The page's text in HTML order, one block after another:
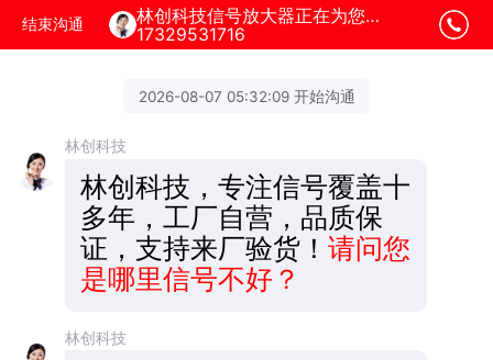
结束沟通
林创科技信号放大器正在为您服务
17329531716
2026-08-07 05:32:09 开始沟通
林创科技
林创科技，专注信号覆盖十
多年，工厂自营，品质保
证，支持来厂验货！ 请问您
是哪里信号不好？
林创科技